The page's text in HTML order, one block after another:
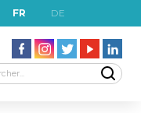
FR DE